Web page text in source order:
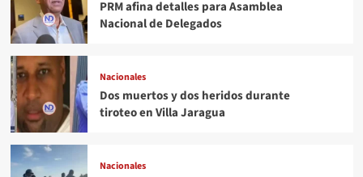
PRM afina detalles para Asamblea
Nacional de Delegados
Nacionales
Dos muertos y dos heridos durante
tiroteo en Villa Jaragua
Nacionales